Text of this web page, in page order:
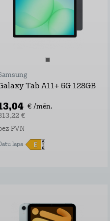
Tab A11+ 5G 128GB
€ /mēn.
€
PVN
lapa